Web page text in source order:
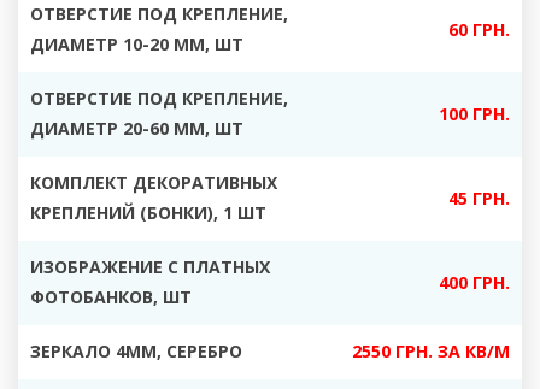
ОТВЕРСТИЕ ПОД КРЕПЛЕНИЕ,
ДИАМЕТР 10-20 ММ, ШТ
60 ГРН.
ОТВЕРСТИЕ ПОД КРЕПЛЕНИЕ,
ДИАМЕТР 20-60 ММ, ШТ
100 ГРН.
КОМПЛЕКТ ДЕКОРАТИВНЫХ
КРЕПЛЕНИЙ (БОНКИ), 1 ШТ
45 ГРН.
ИЗОБРАЖЕНИЕ С ПЛАТНЫХ
ФОТОБАНКОВ, ШТ
400 ГРН.
ЗЕРКАЛО 4ММ, СЕРЕБРО 2550 ГРН. ЗА КВ/М